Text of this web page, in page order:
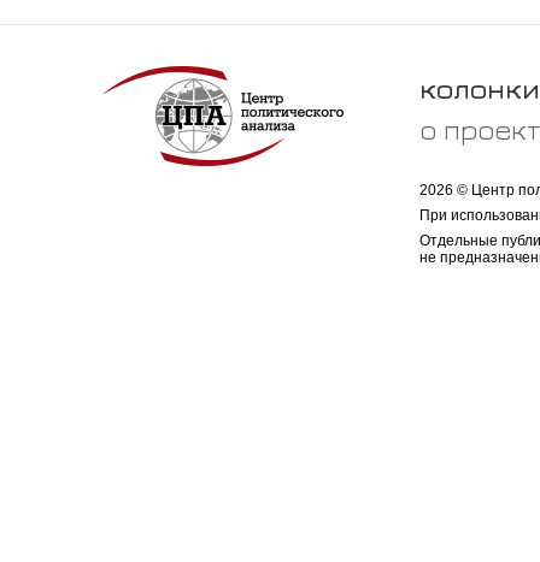
колонки
о
2026 © Центр
При
Отдельные
не